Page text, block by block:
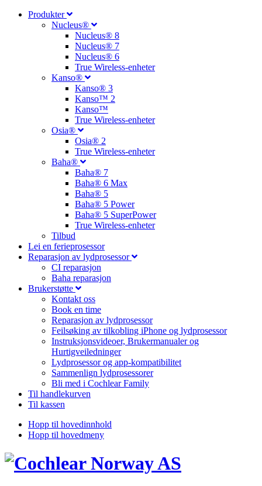
Produkter
Nucleus®
Nucleus® 8
Nucleus® 7
Nucleus® 6
True Wireless-enheter
Kanso®
Kanso® 3
Kanso™ 2
Kanso™
True Wireless-enheter
Osia®
Osia® 2
True Wireless-enheter
Baha®
Baha® 7
Baha® 6 Max
Baha® 5
Baha® 5 Power
Baha® 5 SuperPower
True Wireless-enheter
Tilbud
Lei en ferieprosessor
Reparasjon av lydprosessor
CI reparasjon
Baha reparasjon
Brukerstøtte
Kontakt oss
Book en time
Reparasjon av lydprosessor
Feilsøking av tilkobling iPhone og lydprosessor
Instruksjonsvideoer, Brukermanualer og
Hurtigveiledninger
Lydprosessor og app-kompatibilitet
Sammenlign lydprosessorer
Bli med i Cochlear Family
Til handlekurven
Til kassen
Hopp til hovedinnhold
Hopp til hovedmeny